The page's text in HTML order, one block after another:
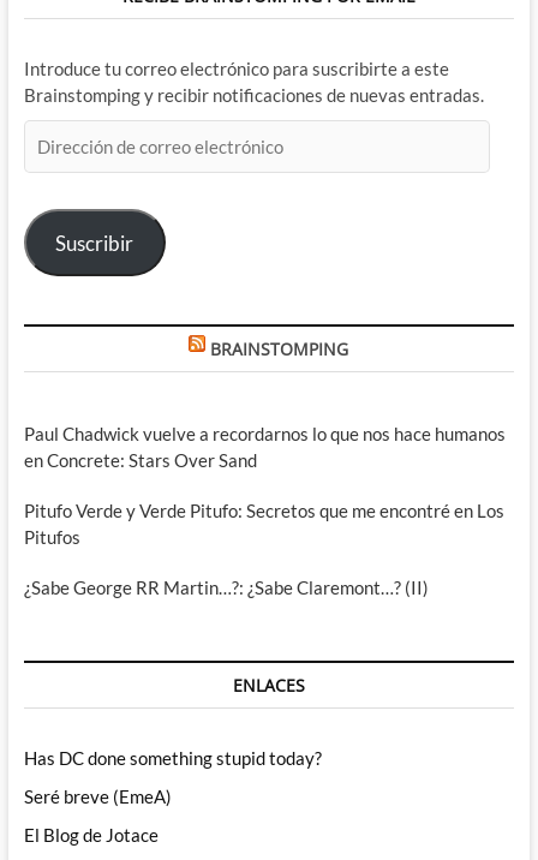
Introduce tu correo electrónico para suscribirte a este
Brainstomping y recibir notificaciones de nuevas entradas.
de
electrónico
Suscribir
BRAINSTOMPING
Paul Chadwick vuelve a recordarnos lo que nos hace humanos
en Concrete: Stars Over Sand
Pitufo Verde y Verde Pitufo: Secretos que me encontré en Los
Pitufos
¿Sabe George RR Martin…?: ¿Sabe Claremont…? (II)
ENLACES
Has DC done something stupid today?
Seré breve (EmeA)
El Blog de Jotace